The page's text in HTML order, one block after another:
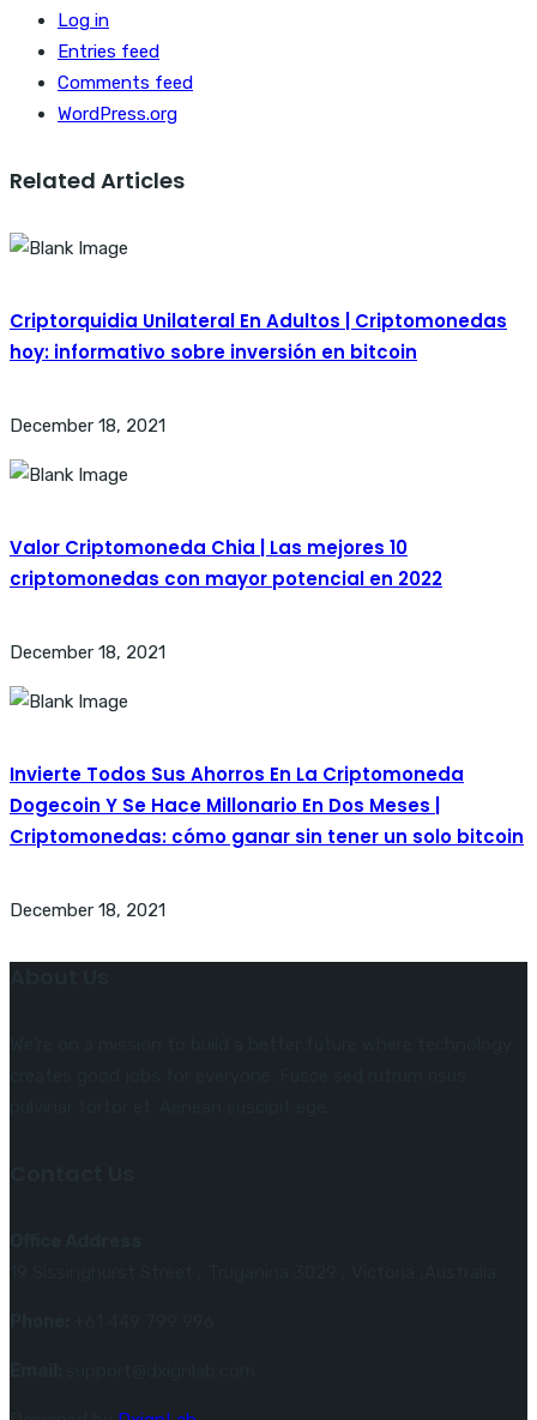
Log in
Entries feed
Comments feed
WordPress.org
Related Articles
Criptorquidia Unilateral En Adultos | Criptomonedas
hoy: informativo sobre inversión en bitcoin
December 18, 2021
Valor Criptomoneda Chia | Las mejores 10
criptomonedas con mayor potencial en 2022
December 18, 2021
Invierte Todos Sus Ahorros En La Criptomoneda
Dogecoin Y Se Hace Millonario En Dos Meses |
Criptomonedas: cómo ganar sin tener un solo bitcoin
December 18, 2021